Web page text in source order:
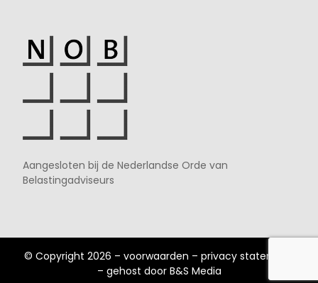
Aangesloten bij de Nederlandse Orde van
Belastingadviseurs
© Copyright 2026 – voorwaarden – privacy statement
– gehost door B&S Media